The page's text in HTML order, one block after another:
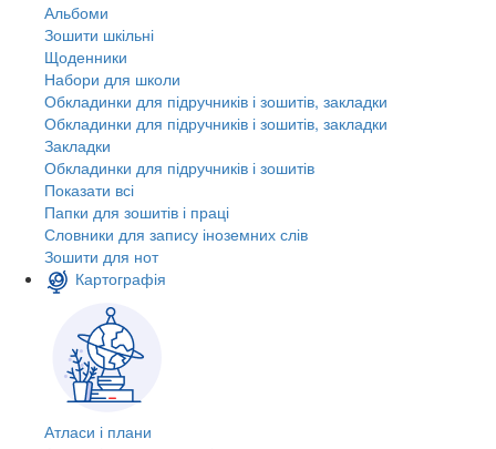
Альбоми
Зошити шкільні
Щоденники
Набори для школи
Обкладинки для підручників і зошитів, закладки
Обкладинки для підручників і зошитів, закладки
Закладки
Обкладинки для підручників і зошитів
Показати всі
Папки для зошитів і праці
Словники для запису іноземних слів
Зошити для нот
Картографія
Атласи і плани